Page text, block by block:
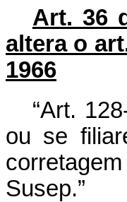
Art. 36
altera o
1966
“Art.
ou se
Susep.”